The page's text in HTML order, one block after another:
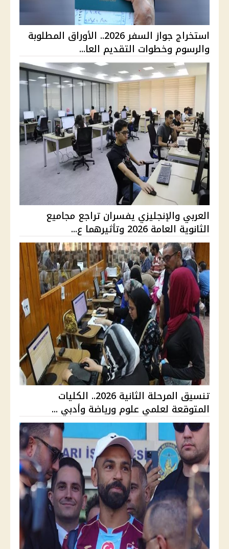
استخراج جواز السفر 2026.. الأوراق المطلوبة
والرسوم وخطوات التقديم العا...
العربي والإنجليزي يفسران تراجع مجاميع
الثانوية العامة 2026 وتأثيرهما ع...
تنسيق المرحلة الثانية 2026.. الكليات
المتوقعة لعلمي علوم ورياضة وأدبي ...